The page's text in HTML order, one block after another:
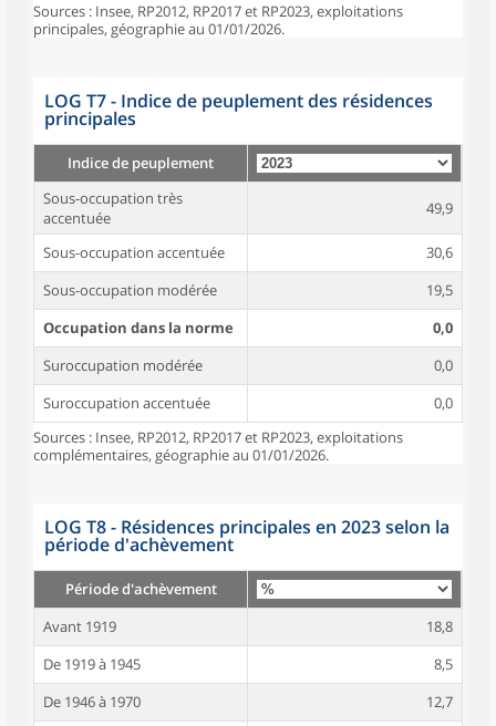
Sources : Insee, RP2012, RP2017 et RP2023, exploitations
principales, géographie au 01/01/2026.
LOG T7 - Indice de peuplement des résidences
principales
Indice de peuplement
Sous-occupation très
accentuée
49,9
Sous-occupation accentuée
30,6
Sous-occupation modérée
19,5
Occupation dans la norme
0,0
Suroccupation modérée
0,0
Suroccupation accentuée
0,0
Sources : Insee, RP2012, RP2017 et RP2023, exploitations
complémentaires, géographie au 01/01/2026.
LOG T8 - Résidences principales en 2023 selon la
période d'achèvement
Période d'achèvement
Avant 1919
18,8
De 1919 à 1945
8,5
De 1946 à 1970
12,7